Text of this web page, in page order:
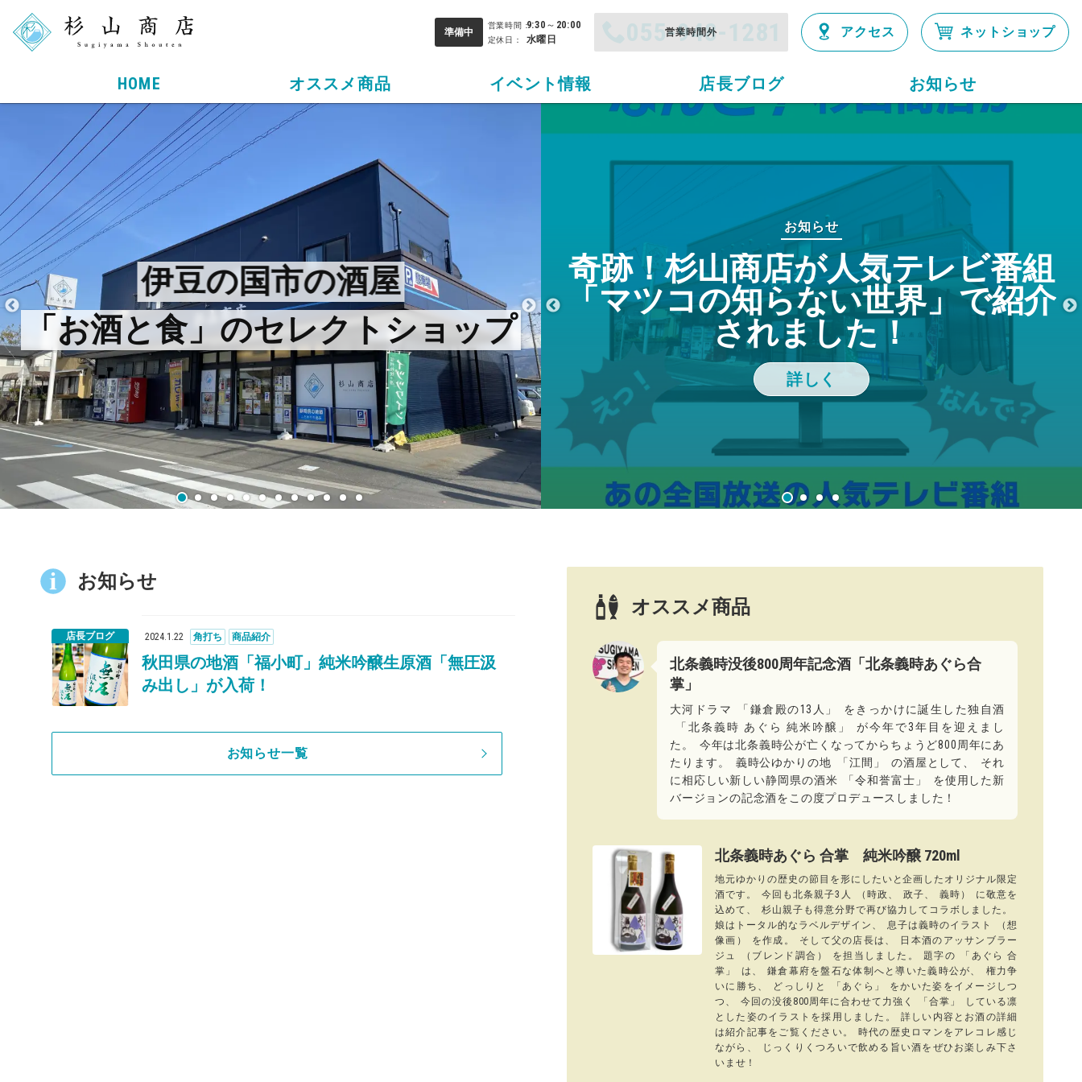
準備中
営業時間：9:30 ～ 20:00
定休日： 水曜日 055-948-1281 アクセス ネットショップ
HOME オススメ商品 イベント情報 店長ブログ お知らせ
伊豆の国市の酒屋
「お酒と食」のセレクトショップ
店長ブログ
「北条義時あぐら」のラベルに込
められた秘密を初公開！
お知らせ
奇跡！杉山商店が人気テレビ番組
「マツコの知らない世界」で紹介
されました！
お知らせ
店長ブログ 2024.1 .22 角打ち 商品紹介
秋田県の地酒「福小町」純米吟醸生原酒「無圧汲
み出し」が入荷！
お知らせ一覧
オススメ商品
北条義時没後800周年記念酒「北条義時あぐら合
掌」
大河ドラマ 「 鎌倉殿の13人 」
をきっかけに誕生した独自酒
「北条義時 あぐら 純米吟醸 」
が今年で3年目を迎えまし
た 。
今年は北条義時公が亡くなってからちょうど800周年にあ
たります 。 義時公ゆかりの地 「江間 」 の酒屋として
それ
に相応しい新しい静岡県の酒米
「令和誉富士 」
を使用した新
バージョンの記念酒をこの度プロデュースしました！
北条義時あぐら 合掌 純米吟醸 720ml
地元ゆかりの歴史の節目を形にしたいと企画したオリジナル限定
酒です。 今回も北条親子3人 （ 時政 、 政子、 義時 ）
に敬意を
込めて 、 杉山親子も得意分野で再び協力してコラボしました 。
娘はトータル的なラベルデザイン 、 息子は義時のイラスト （想
像画 ） を作成 。 そして父の店長は 、
日本酒のアッサンブラー
ジュ
（ ブレンド調合 ） を担当しました 。 題字の 「 あぐら 合
掌 」 は 、 鎌倉幕府を盤石な体制へと導いた義時公が、
権力争
いに勝ち 、 どっしりと 「あぐら 」
をかいた姿をイメージしつ
つ 、 今回の没後800周年に合わせて力強く 「合掌 」
している凛
とした姿のイラストを採用しました 。
詳しい内容とお酒の詳細
は紹介記事をご覧ください。
時代の歴史ロマンをアレコレ感じ
ながら 、
じっくりくつろいで飲める旨い酒をぜひお楽しみ下さ
いませ！